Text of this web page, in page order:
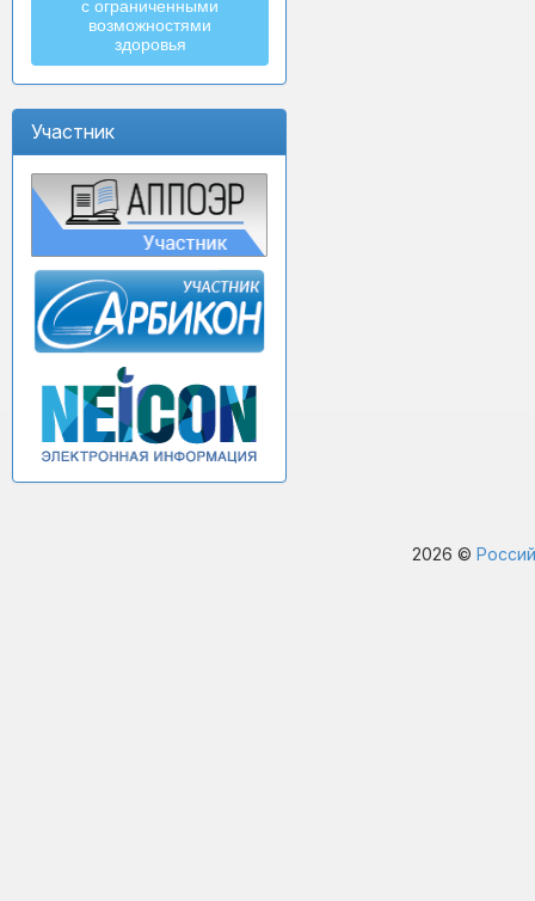
с ограниченными
возможностями
здоровья
Участник
2026 ©